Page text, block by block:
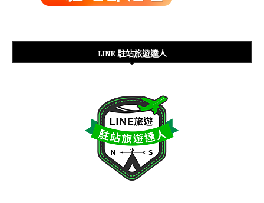
LINE 駐站旅遊達人